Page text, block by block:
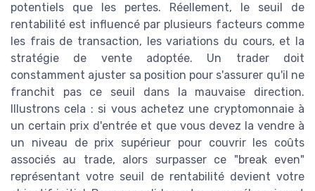
potentiels que les pertes. Réellement, le seuil de
rentabilité est influencé par plusieurs facteurs comme
les frais de transaction, les variations du cours, et la
stratégie de vente adoptée. Un trader doit
constamment ajuster sa position pour s'assurer qu'il ne
franchit pas ce seuil dans la mauvaise direction.
Illustrons cela : si vous achetez une cryptomonnaie à
un certain prix d'entrée et que vous devez la vendre à
un niveau de prix supérieur pour couvrir les coûts
associés au trade, alors surpasser ce "break even"
représentant votre seuil de rentabilité devient votre